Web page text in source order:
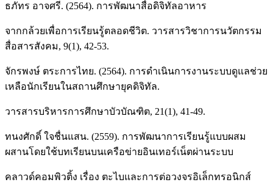
ธภัทร อาจศรี. (2564). การพัฒนาสื่อดิจิทัลอาหาร
จากกล้วยเพื่อการเรียนรู้ตลอดชีวิต. วารสารวิชาการนวัตกรรม
สื่อสารสังคม, 9(1), 42-53.
จักรพงษ์ ตระการไทย. (2564). การดำเนินการงานระบบดูแลช่วย
เหลือนักเรียนในสถานศึกษายุคดิจิทัล.
วารสารบริหารการศึกษาบัวบัณฑิต, 21(1), 41-49.
ทนงศักดิ์ ใจชื่นแสน. (2559). การพัฒนาการเรียนรู้แบบผสม
ผสานโดยใช้บทเรียนบนเครือข่ายอินเทอร์เน็ตผ่านระบบ
คลาวด์คอมพิวติ้ง เรื่อง ตะไบและการต่อวงจรอิเล็กทรอนิกส์